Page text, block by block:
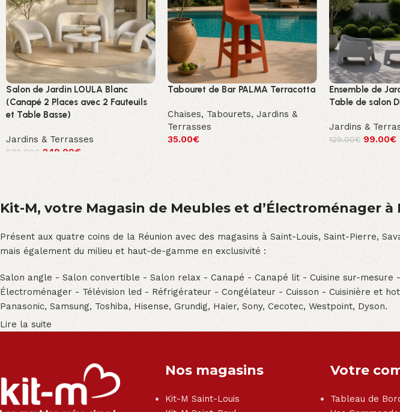
Salon de Jardin LOULA Blanc
(Canapé 2 Places avec 2 Fauteuils
et Table Basse)
Jardins & Terrasses
279.00€ 249.00€
Tabouret de Bar PALMA Terracotta
Chaises, Tabourets, Jardins &
Terrasses
35.00€
Ensemble de
Table de salon
Jardins &
129.00€ 99.00€
Kit-M, votre Magasin de Meubles et d’Électroménager à
Présent aux quatre coins de la Réunion avec des magasins à Saint-Louis, Saint-Pierre,
mais également du milieu et haut-de-gamme en exclusivité :
Salon angle - Salon convertible - Salon relax - Canapé - Canapé lit - Cuisine sur-
Électroménager - Télévision led - Réfrigérateur - Congélateur - Cuisson - Cuisinière et
Panasonic, Samsung, Toshiba, Hisense, Grundig, Haier, Sony, Cecotec, Westpoint, Dyson.
Lire la suite
Nos magasins
Kit-M Saint-Louis
Votre
Tableau de